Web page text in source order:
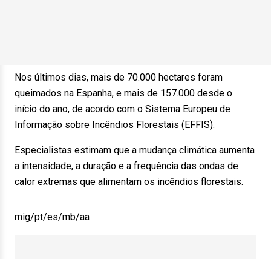
Nos últimos dias, mais de 70.000 hectares foram
queimados na Espanha, e mais de 157.000 desde o
início do ano, de acordo com o Sistema Europeu de
Informação sobre Incêndios Florestais (EFFIS).
Especialistas estimam que a mudança climática aumenta
a intensidade, a duração e a frequência das ondas de
calor extremas que alimentam os incêndios florestais.
mig/pt/es/mb/aa